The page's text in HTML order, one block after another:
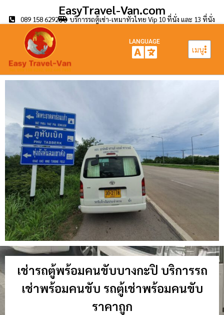
EasyTravel-Van.com
089 158 6292 บริการรถตู้เช่า-เหมาทั่วไทย Vip 10 ที่นั่ง และ 13 ที่นั่ง
เมนู
LANGUAGE
เช่ารถตู้พร้อมคนขับบางกะปิ บริการรถ
เช่าพร้อมคนขับ รถตู้เช่าพร้อมคนขับ
ราคาถูก